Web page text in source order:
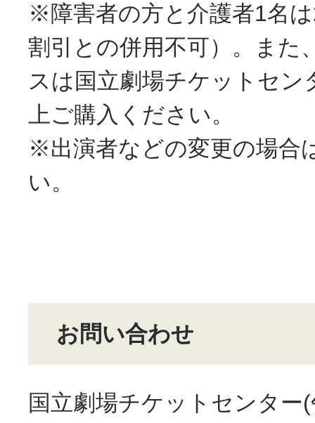
※障害者の方と介護者1名
割引との併用不可）。また
スは国立劇場チケットセン
上ご購入ください。
※出演者などの変更の場合
い。
お問い合わせ
国立劇場チケットセンター